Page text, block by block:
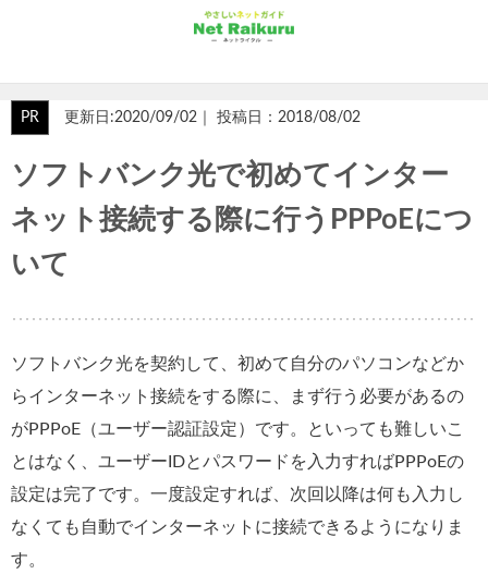
PR 更新日:2020/09/02｜ 投稿日：2018/08/02
ソフトバンク光で初めてインター
ネット接続する際に行うPPPoEにつ
いて
ソフトバンク光を契約して、初めて自分のパソコンなどか
らインターネット接続をする際に、まず行う必要があるの
がPPPoE（ユーザー認証設定）です。といっても難しいこ
とはなく、ユーザーIDとパスワードを入力すればPPPoEの
設定は完了です。一度設定すれば、次回以降は何も入力し
なくても自動でインターネットに接続できるようになりま
す。